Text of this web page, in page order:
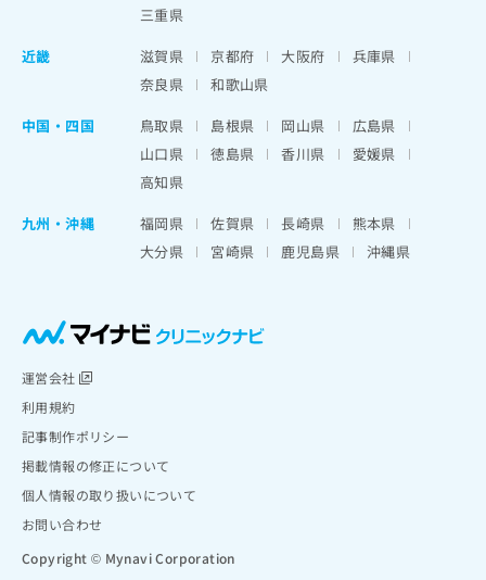
三重県
近畿
滋賀県 京都府 大阪府
兵庫県
奈良県
和歌山県
中国・四国
鳥取県 島根県 岡山県
広島県
山口県
徳島県 香川県
愛媛県
高知県
九州・沖縄
福岡県 佐賀県 長崎県
熊本県
大分県
宮崎県 鹿児島県 沖縄県
運営会社
利用規約
記事制作ポリシー
掲載情報の修正について
個人情報の取り扱いについて
お問い合わせ
Copyright © Mynavi Corporation